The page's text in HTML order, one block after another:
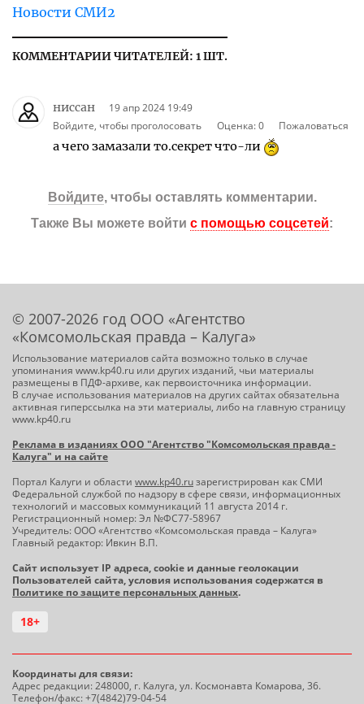
Новости СМИ2
КОММЕНТАРИИ ЧИТАТЕЛЕЙ: 1 ШТ.
ниссан
19 апр 2024 19:49
Войдите, чтобы проголосовать
Оценка:0 Пожаловаться
а чего замазали то.секрет что-ли
Войдите, чтобы оставлять комментарии.
Также Вы можете войти с помощью соцсетей:
© 2007-2026 год ООО «Агентство
«Комсомольская правда – Калуга»
Использование материалов сайта возможно только в случае
упоминания www.kp40.ru или других изданий, чьи материалы
размещены в ПДФ-архиве, как первоисточника информации.
В случае использования материалов на других сайтах обязательна
активная гиперссылка на эти материалы, либо на главную страницу
www.kp40.ru
Реклама в изданиях ООО "Агентство "Комсомольская правда -
Калуга" и на сайте
Портал Калуги и области www.kp40.ruзарегистрирован как СМИ
Федеральной службой по надзору в сфере связи, информационных
технологий и массовых коммуникаций 11 августа 2014 г.
Регистрационный номер: Эл №ФС77-58967
Учредитель: ООО «Агентство «Комсомольская правда – Калуга»
Главный редактор: Ивкин В.П.
Сайт использует IP адреса, cookie и данные геолокации
Пользователей сайта, условия использования содержатся в
Политике по защите персональных данных.
18+
Координаты для связи:
Адрес редакции: 248000, г. Калуга, ул. Космонавта Комарова, 36.
Телефон/факс: +7(4842)79-04-54